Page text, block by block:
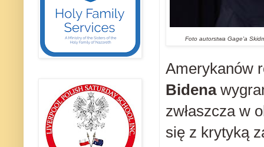
Foto autorstwa Gage'a
Amerykanów
Bidena
zwłaszcza w
się z krytyką